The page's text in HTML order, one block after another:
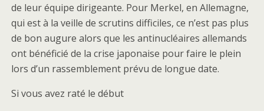
de leur équipe dirigeante. Pour Merkel, en Allemagne,
qui est à la veille de scrutins difficiles, ce n’est pas plus
de bon augure alors que les antinucléaires allemands
ont bénéficié de la crise japonaise pour faire le plein
lors d’un rassemblement prévu de longue date.
Si vous avez raté le début